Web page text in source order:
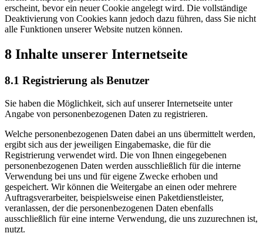
erscheint, bevor ein neuer Cookie angelegt wird. Die vollständige
Deaktivierung von Cookies kann jedoch dazu führen, dass Sie nicht
alle Funktionen unserer Website nutzen können.
8 Inhalte unserer Internetseite
8.1 Registrierung als Benutzer
Sie haben die Möglichkeit, sich auf unserer Internetseite unter
Angabe von personenbezogenen Daten zu registrieren.
Welche personenbezogenen Daten dabei an uns übermittelt werden,
ergibt sich aus der jeweiligen Eingabemaske, die für die
Registrierung verwendet wird. Die von Ihnen eingegebenen
personenbezogenen Daten werden ausschließlich für die interne
Verwendung bei uns und für eigene Zwecke erhoben und
gespeichert. Wir können die Weitergabe an einen oder mehrere
Auftragsverarbeiter, beispielsweise einen Paketdienstleister,
veranlassen, der die personenbezogenen Daten ebenfalls
ausschließlich für eine interne Verwendung, die uns zuzurechnen ist,
nutzt.